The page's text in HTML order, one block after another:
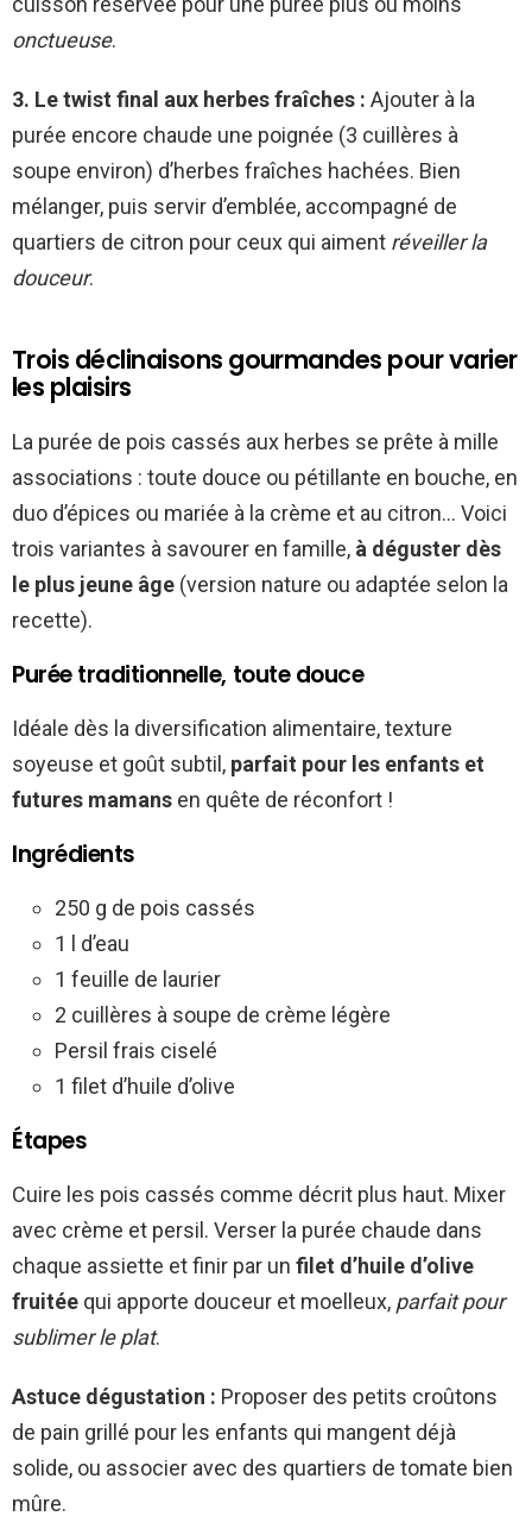
onctueuse.
3. Le twist final aux herbes fraîches : Ajouter à la
purée encore chaude une poignée (3 cuillères à
soupe environ) d’herbes fraîches hachées. Bien
mélanger, puis servir d’emblée, accompagné de
quartiers de citron pour ceux qui aiment réveiller la
douceur.
Trois déclinaisons gourmandes pour varier
les plaisirs
La purée de pois cassés aux herbes se prête à mille
associations : toute douce ou pétillante en bouche, en
duo d’épices ou mariée à la crème et au citron… Voici
trois variantes à savourer en famille, à déguster dès
le plus jeune âge (version nature ou adaptée selon la
recette).
Purée traditionnelle, toute douce
Idéale dès la diversification alimentaire, texture
soyeuse et goût subtil, parfait pour les enfants et
futures mamans en quête de réconfort !
Ingrédients
250 g de pois cassés
1 l d’eau
1 feuille de laurier
2 cuillères à soupe de crème légère
Persil frais ciselé
1 filet d’huile d’olive
Étapes
Cuire les pois cassés comme décrit plus haut. Mixer
avec crème et persil. Verser la purée chaude dans
chaque assiette et finir par un filet d’huile d’olive
fruitée qui apporte douceur et moelleux, parfait pour
sublimer le plat.
Astuce dégustation : Proposer des petits croûtons
de pain grillé pour les enfants qui mangent déjà
solide, ou associer avec des quartiers de tomate bien
mûre.